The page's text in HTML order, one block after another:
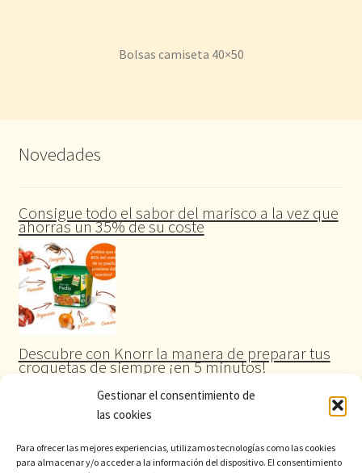
Gestionar el consentimiento de
las cookies
Para ofrecer las mejores experiencias, utilizamos tecnologías como las cookies
para almacenar y/o acceder a la información del dispositivo. El consentimiento
Bolsas camiseta 40×50
Novedades
Consigue todo el sabor del marisco a la vez que
ahorras un 35% de su coste
Descubre con Knorr la manera de preparar tus
croquetas de siempre ¡en 5 minutos!